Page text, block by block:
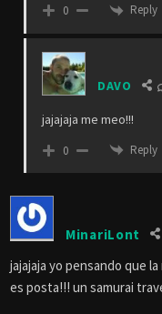
0 Reply
DAVO
jajajaja me meo!!!
0 Reply
MinariLont
jajajaja yo pensando que
es posta!!! un samurai